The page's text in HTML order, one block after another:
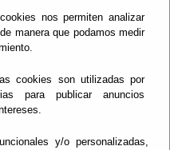
nos permiten analizar
manera que podamos medir
cookies son utilizadas por
para publicar anuncios
y/o personalizadas,